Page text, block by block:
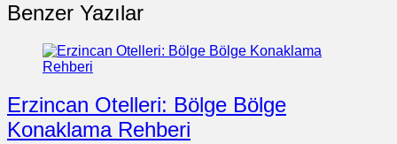
Benzer Yazılar
Erzincan Otelleri: Bölge Bölge
Konaklama Rehberi